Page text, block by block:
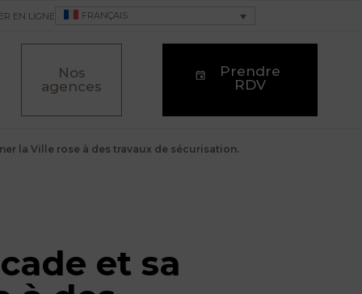
EN LIGNE FRANÇAIS
Nos
agences
Prendre
RDV
la Ville rose à des travaux de sécurisation.
et sa